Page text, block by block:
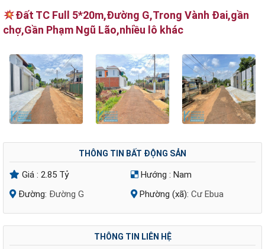
Đất TC Full 5*20m,Đường G,Trong Vành Đai,gần
chợ,Gần Phạm Ngũ Lão,nhiều lô khác
THÔNG TIN BẤT ĐỘNG SẢN
Giá : 2.85 Tỷ Hướng : Nam
Đường: Đường G Phường (xã): Cư Ebua
THÔNG TIN LIÊN HỆ